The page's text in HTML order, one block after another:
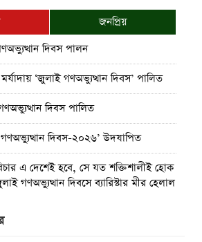
জনপ্রিয়
দিবস পালন
‘জুলাই গণঅভ্যুত্থান দিবস’ পালিত
দিবস পালিত
গণঅভ্যুত্থান দিবস-২০২৬’ উদযাপিত
এ দেশেই হবে, সে যত শক্তিশালীই হোক
গণঅভ্যুত্থান দিবসে ব্যারিস্টার মীর হেলাল
রাজনৈতিক মাফিয়া ও দুর্বৃত্তায়নের